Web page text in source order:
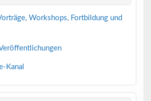
Workshops, Fortbildung und
Kanal